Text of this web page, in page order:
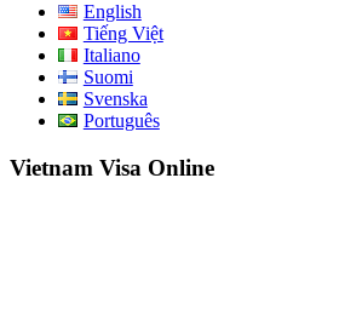
English
Tiếng Việt
Italiano
Suomi
Svenska
Português
Vietnam Visa Online